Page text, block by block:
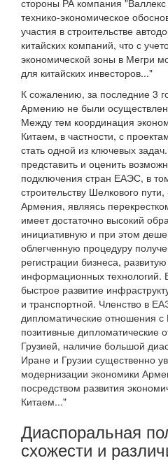
стороны РА компания "Валлекс
технико-экономическое
участия в строительстве
китайских компаний, что с
экономической зоны в Мегри
для китайских инвесторов..."
К сожалению, за последние 3
Армению не были
Между тем координация
Китаем, в частности, с
стать одной из ключевых
представить и оценить
подключения стран ЕАЭС, в
строительству Шелкового
Армения, являясь
имеет достаточно высокий
инициативную и при этом
облегченную процедуру
регистрации бизнеса, развитую
информационных технологий.
быстрое развитие
и транспортной. Членство в
дипломатические отношения с
позитивные
Грузией, наличие большой
Иране и Грузии существенно
модернизации экономики
посредством развития
Китаем..."
Диаспоральная
схожести и